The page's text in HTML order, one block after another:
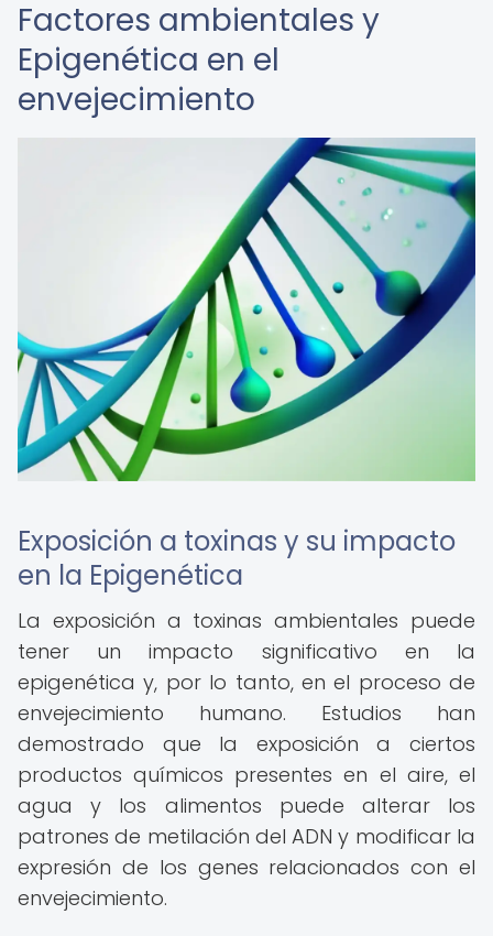
Factores ambientales y
Epigenética en el
envejecimiento
Exposición a toxinas y su impacto
en la Epigenética
La exposición a toxinas ambientales puede
tener un impacto significativo en la
epigenética y, por lo tanto, en el proceso de
envejecimiento humano. Estudios han
demostrado que la exposición a ciertos
productos químicos presentes en el aire, el
agua y los alimentos puede alterar los
patrones de metilación del ADN y modificar la
expresión de los genes relacionados con el
envejecimiento.